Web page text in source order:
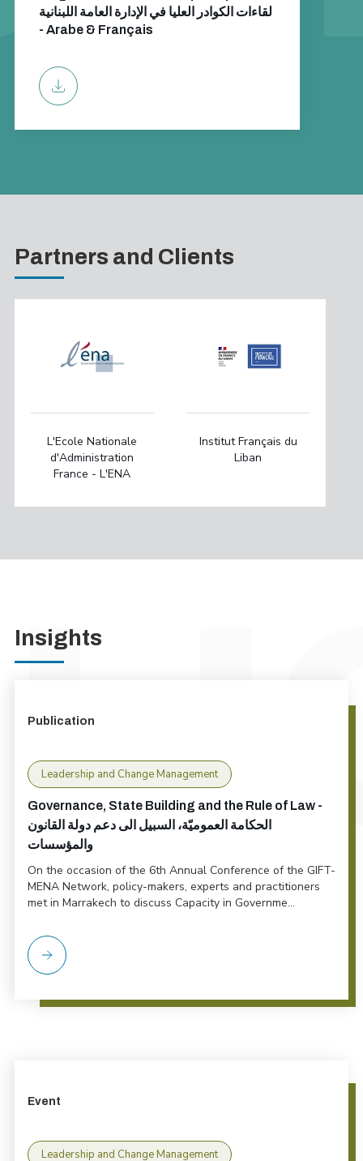
لقاءات الكوادر العليا في الإدارة العامة اللبنانية
- Arabe & Français
Partners and Clients
L'Ecole Nationale
d'Administration
France - L'ENA
Institut Français du
Liban
Insights
Publication
Leadership and Change Management
Governance, State Building and the Rule of Law -
الحكامة العموميّة، السبيل الى دعم دولة القانون
والمؤسسات
On the occasion of the 6th Annual Conference of the GIFT-
MENA Network, policy-makers, experts and practitioners
met in Marrakech to discuss Capacity in Governme...
Event
Leadership and Change Management